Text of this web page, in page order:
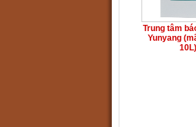
Trung tâm
Yunyang